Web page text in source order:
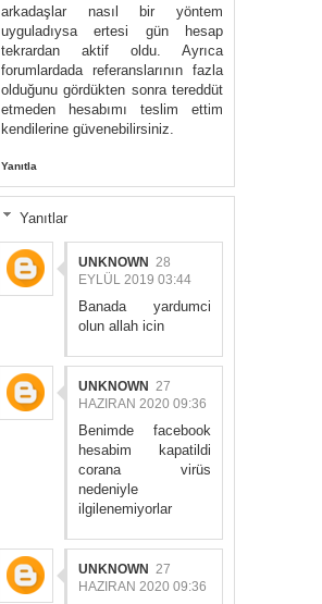
arkadaşlar nasıl bir yöntem
uyguladıysa ertesi gün hesap
tekrardan aktif oldu. Ayrıca
forumlardada referanslarının fazla
olduğunu gördükten sonra tereddüt
etmeden hesabımı teslim ettim
kendilerine güvenebilirsiniz.
Yanıtla
Yanıtlar
UNKNOWN 28
EYLÜL 2019 03:44
Banada yardumci
olun allah icin
UNKNOWN 27
HAZIRAN 2020 09:36
Benimde facebook
hesabim kapatildi
corana virüs
nedeniyle
ilgilenemiyorlar
UNKNOWN 27
HAZIRAN 2020 09:36